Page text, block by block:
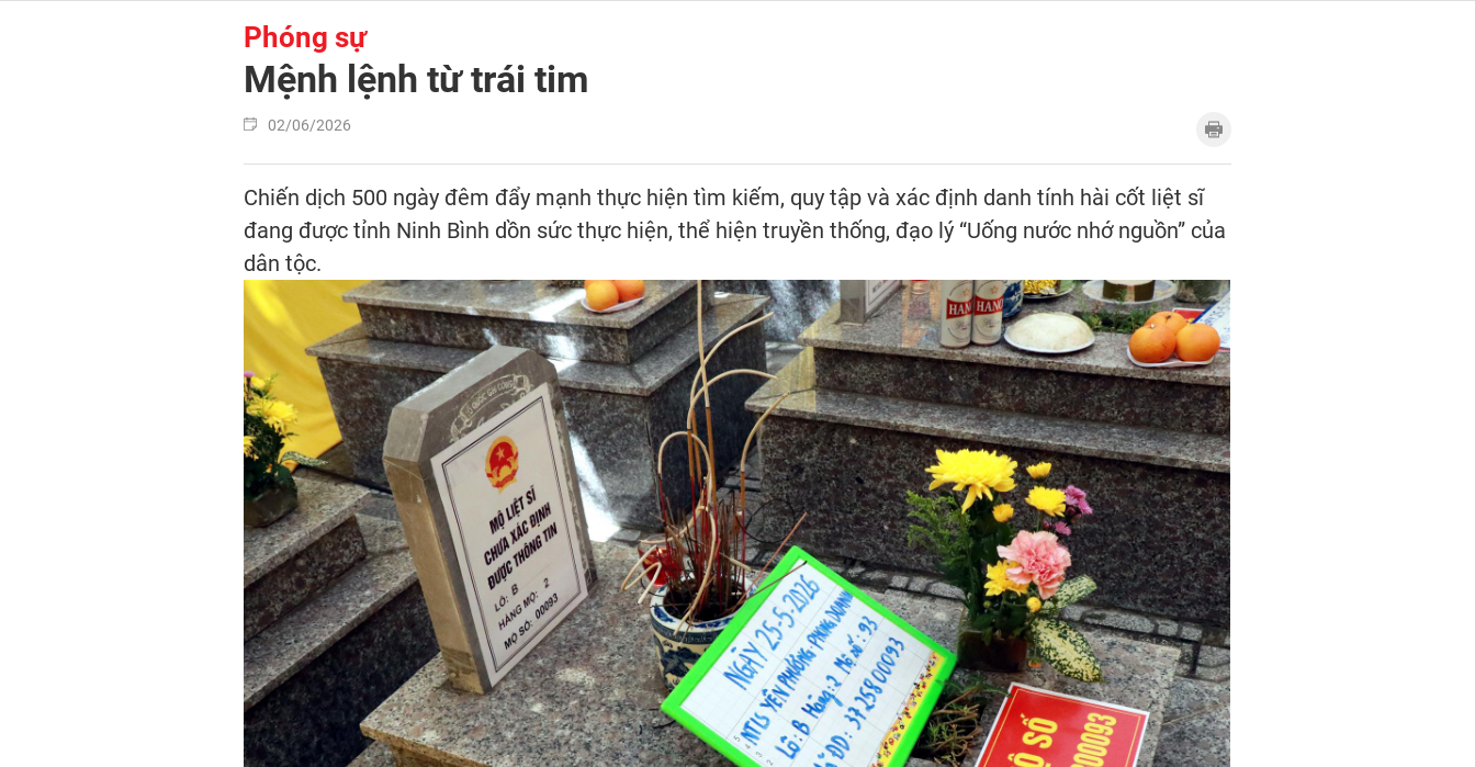
Phóng sự
Mệnh lệnh từ trái tim
02/06/2026
Chiến dịch 500 ngày đêm đẩy mạnh thực hiện tìm kiếm, quy tập và xác định danh tính hài cốt liệt sĩ
đang được tỉnh Ninh Bình dồn sức thực hiện, thể hiện truyền thống, đạo lý “Uống nước nhớ nguồn” của
dân tộc.